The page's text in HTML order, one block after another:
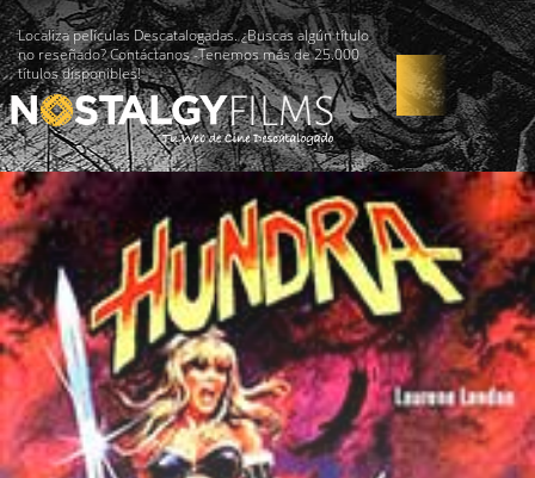
Localiza películas Descatalogadas. ¿Buscas algún título
no reseñado? Contáctanos -Tenemos más de 25.000
títulos disponibles!